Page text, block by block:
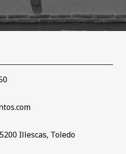
Illescas, Toledo